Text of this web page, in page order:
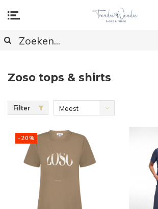
Zoso tops & shirts
Filter
Meest
-20%